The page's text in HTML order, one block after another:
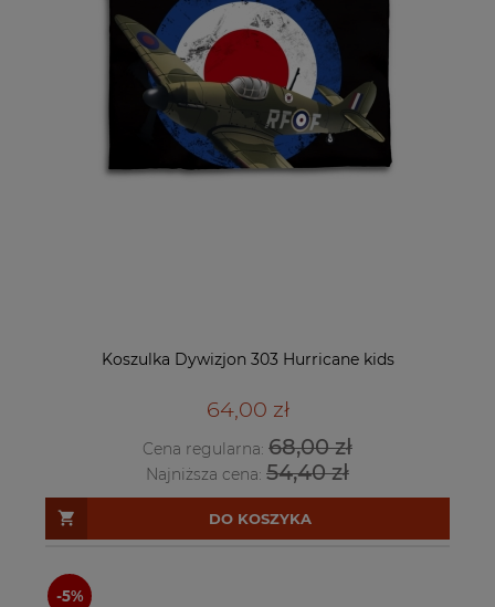
Koszulka Dywizjon 303 Hurricane kids
64,00 zł
Cena regularna: 68,00 zł
Najniższa cena: 54,40 zł
DO KOSZYKA